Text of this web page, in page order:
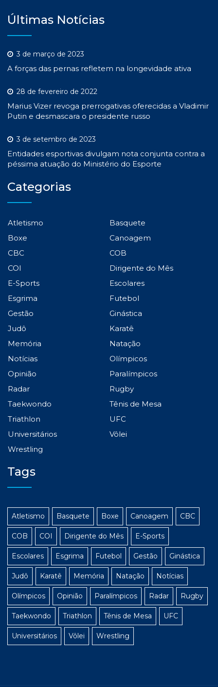
Últimas Notícias
3 de março de 2023
A forças das pernas refletem na longevidade ativa
28 de fevereiro de 2022
Marius Vizer revoga prerrogativas oferecidas a Vladimir
Putin e desmascara o presidente russo
3 de setembro de 2023
Entidades esportivas divulgam nota conjunta contra a
péssima atuação do Ministério do Esporte
Categorias
Atletismo
Basquete
Boxe
Canoagem
CBC
COB
COI
Dirigente do Mês
E-Sports
Escolares
Esgrima
Futebol
Gestão
Ginástica
Judô
Karatê
Memória
Natação
Notícias
Olímpicos
Opinião
Paralímpicos
Radar
Rugby
Taekwondo
Tênis de Mesa
Triathlon
UFC
Universitários
Vôlei
Wrestling
Tags
Atletismo Basquete Boxe Canoagem CBC
COB COI Dirigente do Mês E-Sports
Escolares Esgrima Futebol Gestão Ginástica
Judô Karatê Memória Natação Notícias
Olímpicos Opinião Paralímpicos Radar Rugby
Taekwondo Triathlon Tênis de Mesa UFC
Universitários Vôlei Wrestling